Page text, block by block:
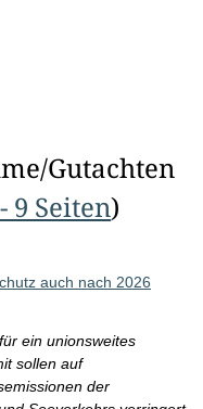
Gutachten
9 Seiten)
auch nach 2026
ein unionsweites
sollen auf
der